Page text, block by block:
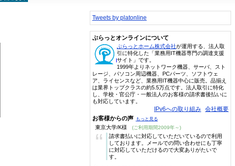
Tweets by platonline
ぷらっとオンラインについて
ぷらっとホーム株式会社が運用する、法人取
引に特化した「業務用IT機器専門の調達支援
サイト」です。
1999年よりネットワーク機器、サーバ、スト
レージ、パソコン周辺機器、PCパーツ、ソフトウェ
ア、ライセンスなど、業務用IT機器中心に販売。品揃え
は業界トップクラスの約5.5万点です。法人取引に特化
し、学校・官公庁・一般法人のお客様の請求書後払いに
も対応しています。
IPv6への取り組み 会社概要
お客様からの声 もっと見る
東京大学/K様 (ご利用期間2009年～)
“
請求書払いに対応していただいているので利用
しております。メールでの問い合わせにも丁寧
に対応していただけるので大変ありがたいで
す。